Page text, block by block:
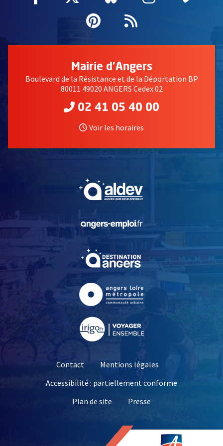
Pinterest
, Ouvre une
Flux RSS
Mairie d'Angers
Boulevard de la Résistance et de la Déportation BP
80011 49020 ANGERS Cedex 02
02 41 05 40 00
Voir les horaires
, Ouvre une nouvelle
, Ouvre une nouvelle
Contact
Mentions légales
Accessibilité : partiellement conforme
Plan de site
Presse